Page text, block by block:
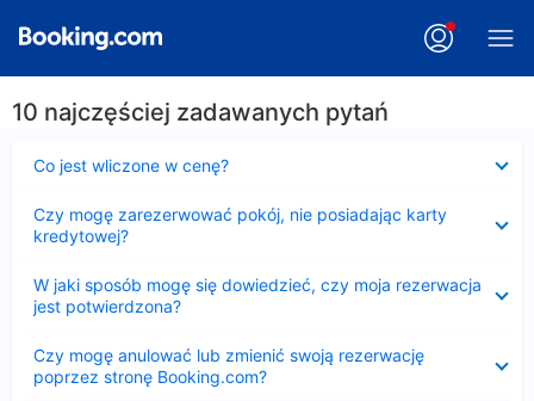
10 najczęściej zadawanych pytań
Co jest wliczone w cenę?
Czy mogę zarezerwować pokój, nie posiadając karty
kredytowej?
W jaki sposób mogę się dowiedzieć, czy moja rezerwacja
jest potwierdzona?
Czy mogę anulować lub zmienić swoją rezerwację
poprzez stronę Booking.com?